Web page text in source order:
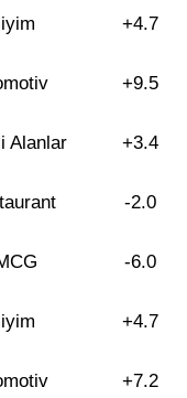
+4.7
+9.5
Alanlar +3.4
-2.0
-6.0
+4.7
+7.2